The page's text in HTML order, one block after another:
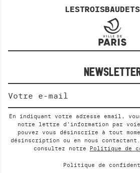
En indiquant votre adresse email,
notre lettre d'information par voie
pouvez vous désinscrire à tout
désinscription ou en nous
consultez notre
Politique de
Politique de